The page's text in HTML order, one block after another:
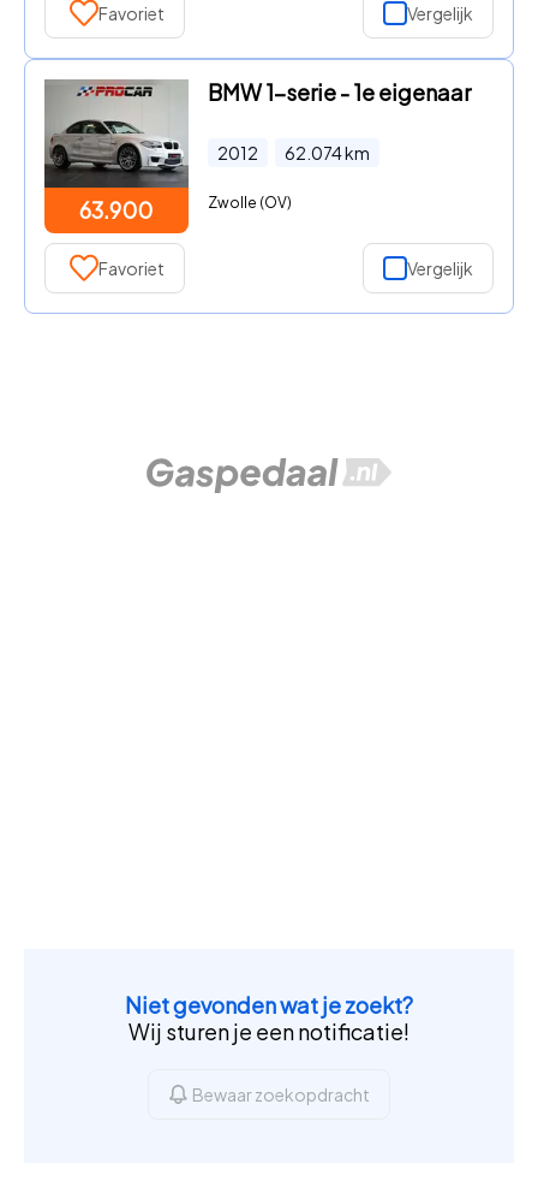
Favoriet Vergelijk
63.900
BMW 1-serie - 1e eigenaar
2012 62.074km
Zwolle (OV)
Favoriet Vergelijk
Niet gevonden wat je zoekt?
Wij sturen je een notificatie!
Bewaar zoekopdracht